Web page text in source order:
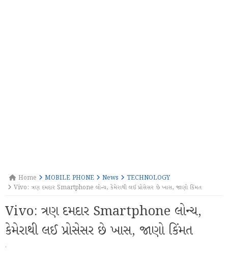
Home MOBILE PHONE News
TECHNOLOGY
Vivo: ત્રણ દમદાર Smartphone લોન્ચ, કેમેરાથી લઈ પ્રોસેસર છે ખાસ, જાણો કિંમત
Vivo: ત્રણ દમદાર Smartphone લોન્ચ,
કેમેરાથી લઈ પ્રોસેસર છે ખાસ, જાણો કિંમત
·